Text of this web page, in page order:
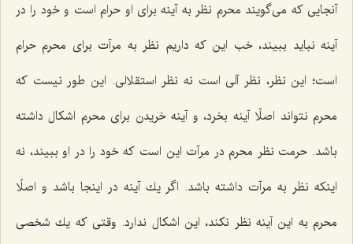
آنجایى كه مى‌گویند محرم نظر به آینه براى او حرام است و خود را در
آینه نباید ببیند، خب این كه داریم نظر به مرآت براى محرم حرام
است؛ این نظر، نظر آلى است نه نظر استقلالى. این طور نیست كه
محرم نتواند اصلًا آینه بخرد، و آینه خریدن براى محرم اشكال داشته
باشد. حرمت نظر محرم در مرآت این است كه خود را در او ببیند، نه
اینكه نظر به مرآت داشته باشد. اگر یك آینه در اینجا باشد و اصلًا
محرم به این آینه نظر نكند، این اشكال ندارد. وقتى كه یك شخصى